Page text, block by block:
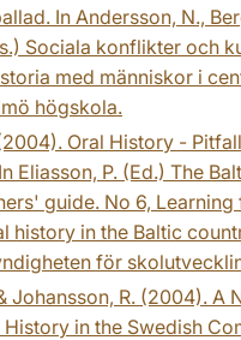
In Andersson, N.,
Sociala konflikter och
med människor i
högskola.
Oral History -
Eliasson, P. (Ed.) The
guide. No 6, Learning
history in the Baltic
för
Johansson, R. (2004). A
in the Swedish